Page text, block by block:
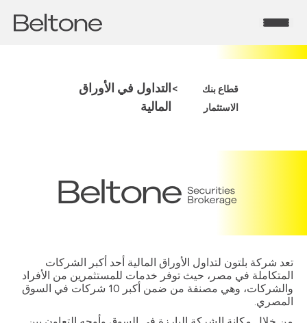
قطاع بنك
الاستثمار
>التداول في الأوراق
المالية
تعد شركة بلتون لتداول الأوراق المالية أحد أكبر الشركات
المتكاملة في مصر، حيث توفر خدمات للمستثمرين من الأفراد
والشركات، وهي مصنفة من ضمن أكبر 10 شركات في السوق
المصري.